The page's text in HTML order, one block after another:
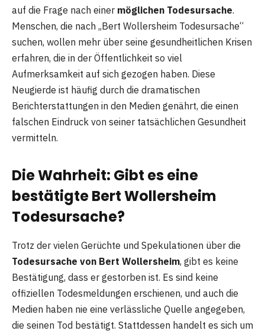
auf die Frage nach einer möglichen Todesursache.
Menschen, die nach „Bert Wollersheim Todesursache“
suchen, wollen mehr über seine gesundheitlichen Krisen
erfahren, die in der Öffentlichkeit so viel
Aufmerksamkeit auf sich gezogen haben. Diese
Neugierde ist häufig durch die dramatischen
Berichterstattungen in den Medien genährt, die einen
falschen Eindruck von seiner tatsächlichen Gesundheit
vermitteln.
Die Wahrheit: Gibt es eine
bestätigte Bert Wollersheim
Todesursache?
Trotz der vielen Gerüchte und Spekulationen über die
Todesursache von Bert Wollersheim, gibt es keine
Bestätigung, dass er gestorben ist. Es sind keine
offiziellen Todesmeldungen erschienen, und auch die
Medien haben nie eine verlässliche Quelle angegeben,
die seinen Tod bestätigt. Stattdessen handelt es sich um